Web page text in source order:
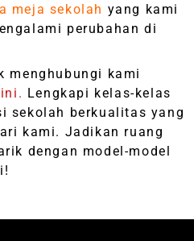
meja sekolah yang kami
perubahan di
menghubungi kami
Lengkapi kelas-kelas
sekolah berkualitas yang
kami. Jadikan ruang
dengan model-model